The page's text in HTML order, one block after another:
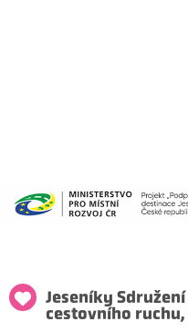
Jeseníky Sdružení
cestovního ruchu,